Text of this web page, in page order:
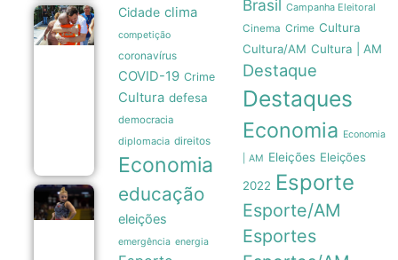
Junior
celebra Dia
Manaus
com foco
acolhimento
familiar
09/08
Flávia
Saraiva
domina
Campeonato
Brasileiro
Cidade clima
competição
coronavírus
COVID-19 Crime
Cultura defesa
democracia
diplomacia direitos
Economia
educação
eleições
emergência energia
Brasil Campanha Eleitoral
Cinema Crime Cultura
Cultura/AM Cultura | AM
Destaque
Destaques
Economia Economia
| AM Eleições Eleições
2022 Esporte
Esporte/AM
Esportes